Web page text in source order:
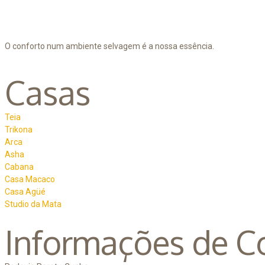
O conforto num ambiente selvagem é a nossa essência.
Casas
Teia
Trikona
Arca
Asha
Cabana
Casa Macaco
Casa Agüé
Studio da Mata
Informações de